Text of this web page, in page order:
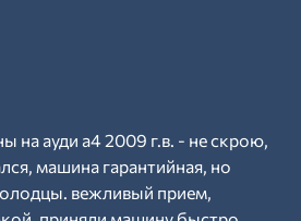
на ауди а4 2009 г.в. - не скрою,
машина гарантийная, но
вежливый прием,